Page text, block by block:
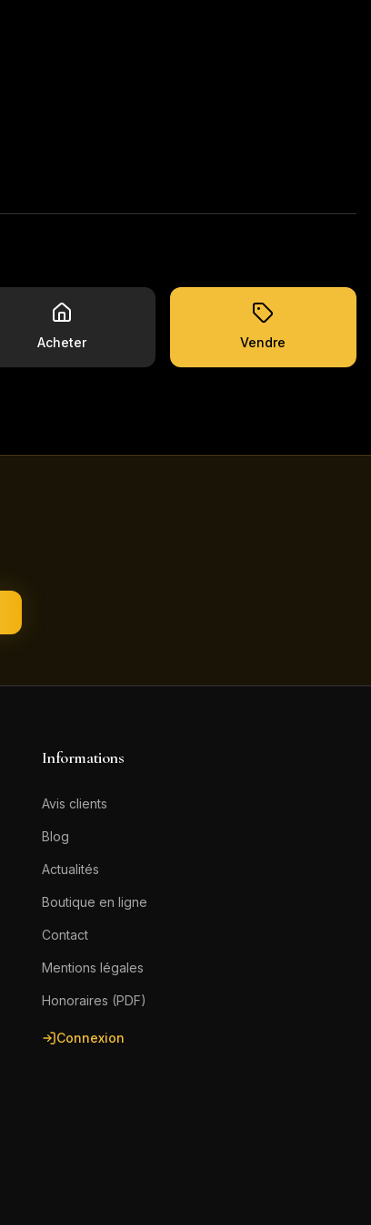
Acheter Vendre
Informations
Avis clients
Blog
Actualités
Boutique en ligne
Contact
Mentions légales
Honoraires (PDF)
Connexion